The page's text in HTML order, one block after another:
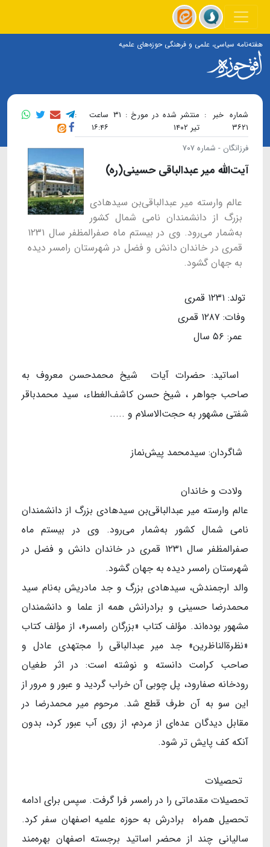
هفته‌نامه سیاسی، علمی و فرهنگی حوزه‌های علمیه
شماره خبر :
۳۶۲۱
منتشر شده در مورخ : ۳۱
تیر ۱۴۰۲
ساعت :
۱۶:۴۶
فرزانگان - شماره ۷۰۷
آیت‌الله میر عبد‌الباقی حسینی(ره)
عالم وارسته میر عبدالباقی‌بن سیدهادی
بزرگ از دانشمندان نامی شمال کشور
به‌شمار می‌رود. وی در بیستم ماه صفر‌المظفر سال ۱۲۳۱
قمری در خاندان دانش و فضل در شهرستان رامسر دیده
به جهان گشود.
تولد: ۱۲۳۱ قمری
وفات: ۱۲۸۷ قمری
عمر: ۵۶ سال
اساتید: حضرات آیات شیخ محمدحسن معروف به
صاحب جواهر ، شیخ حسن کاشف‌الغطاء،‌ سید محمدباقر
شفتی مشهور به حجت‌الاسلام و .....
شاگردان: سیدمحمد پیش‌نماز
ولادت و خاندان
عالم وارسته میر عبدالباقی‌بن سیدهادی بزرگ از دانشمندان
نامی شمال کشور به‌شمار می‌رود. وی در بیستم ماه
صفر‌المظفر سال ۱۲۳۱ قمری در خاندان دانش و فضل در
شهرستان رامسر دیده به جهان گشود.
والد ارجمندش، سیدهادی بزرگ و جد مادریش به‌نام سید
محمدرضا حسینی و برادرانش همه از علما و دانشمندان
مشهور بوده‌اند. مؤلف کتاب «بزرگان رامسر»، از مؤلف کتاب
«نظرةالناظرین» جد میر عبدالباقی را مجتهدی عادل و
صاحب کرامت دانسته و نوشته است: در اثر طغیان
رودخانه صفارود، ‌پل چوبی آن خراب گردید و عبور و مرور از
این سو به آن طرف قطع شد. مرحوم میر محمدرضا در
مقابل دیدگان عده‌ای از مردم، از روی آب عبور کرد، بدون
آنکه کف پایش تر شود.
تحصیلات
تحصیلات مقدماتی را در رامسر فرا گرفت. سپس برای ادامه
تحصیل همراه برادرش به حوزه علمیه اصفهان سفر کرد.
سالیانی چند از محضر اساتید برجسته اصفهان بهره‌مند